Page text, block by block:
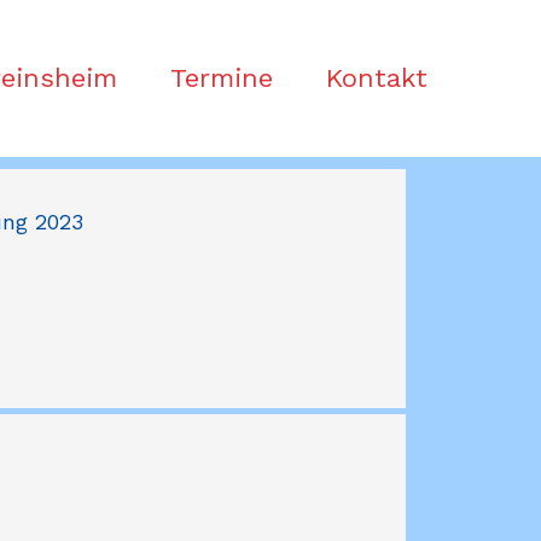
Termine Kontakt
2023